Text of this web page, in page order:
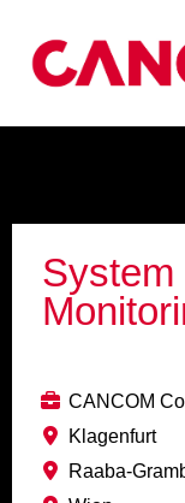
System
CANCOM
Klagenfurt
Raaba-